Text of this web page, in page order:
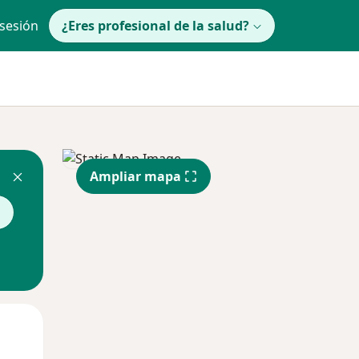
¿Eres profesional de la salud?
Ampliar mapa